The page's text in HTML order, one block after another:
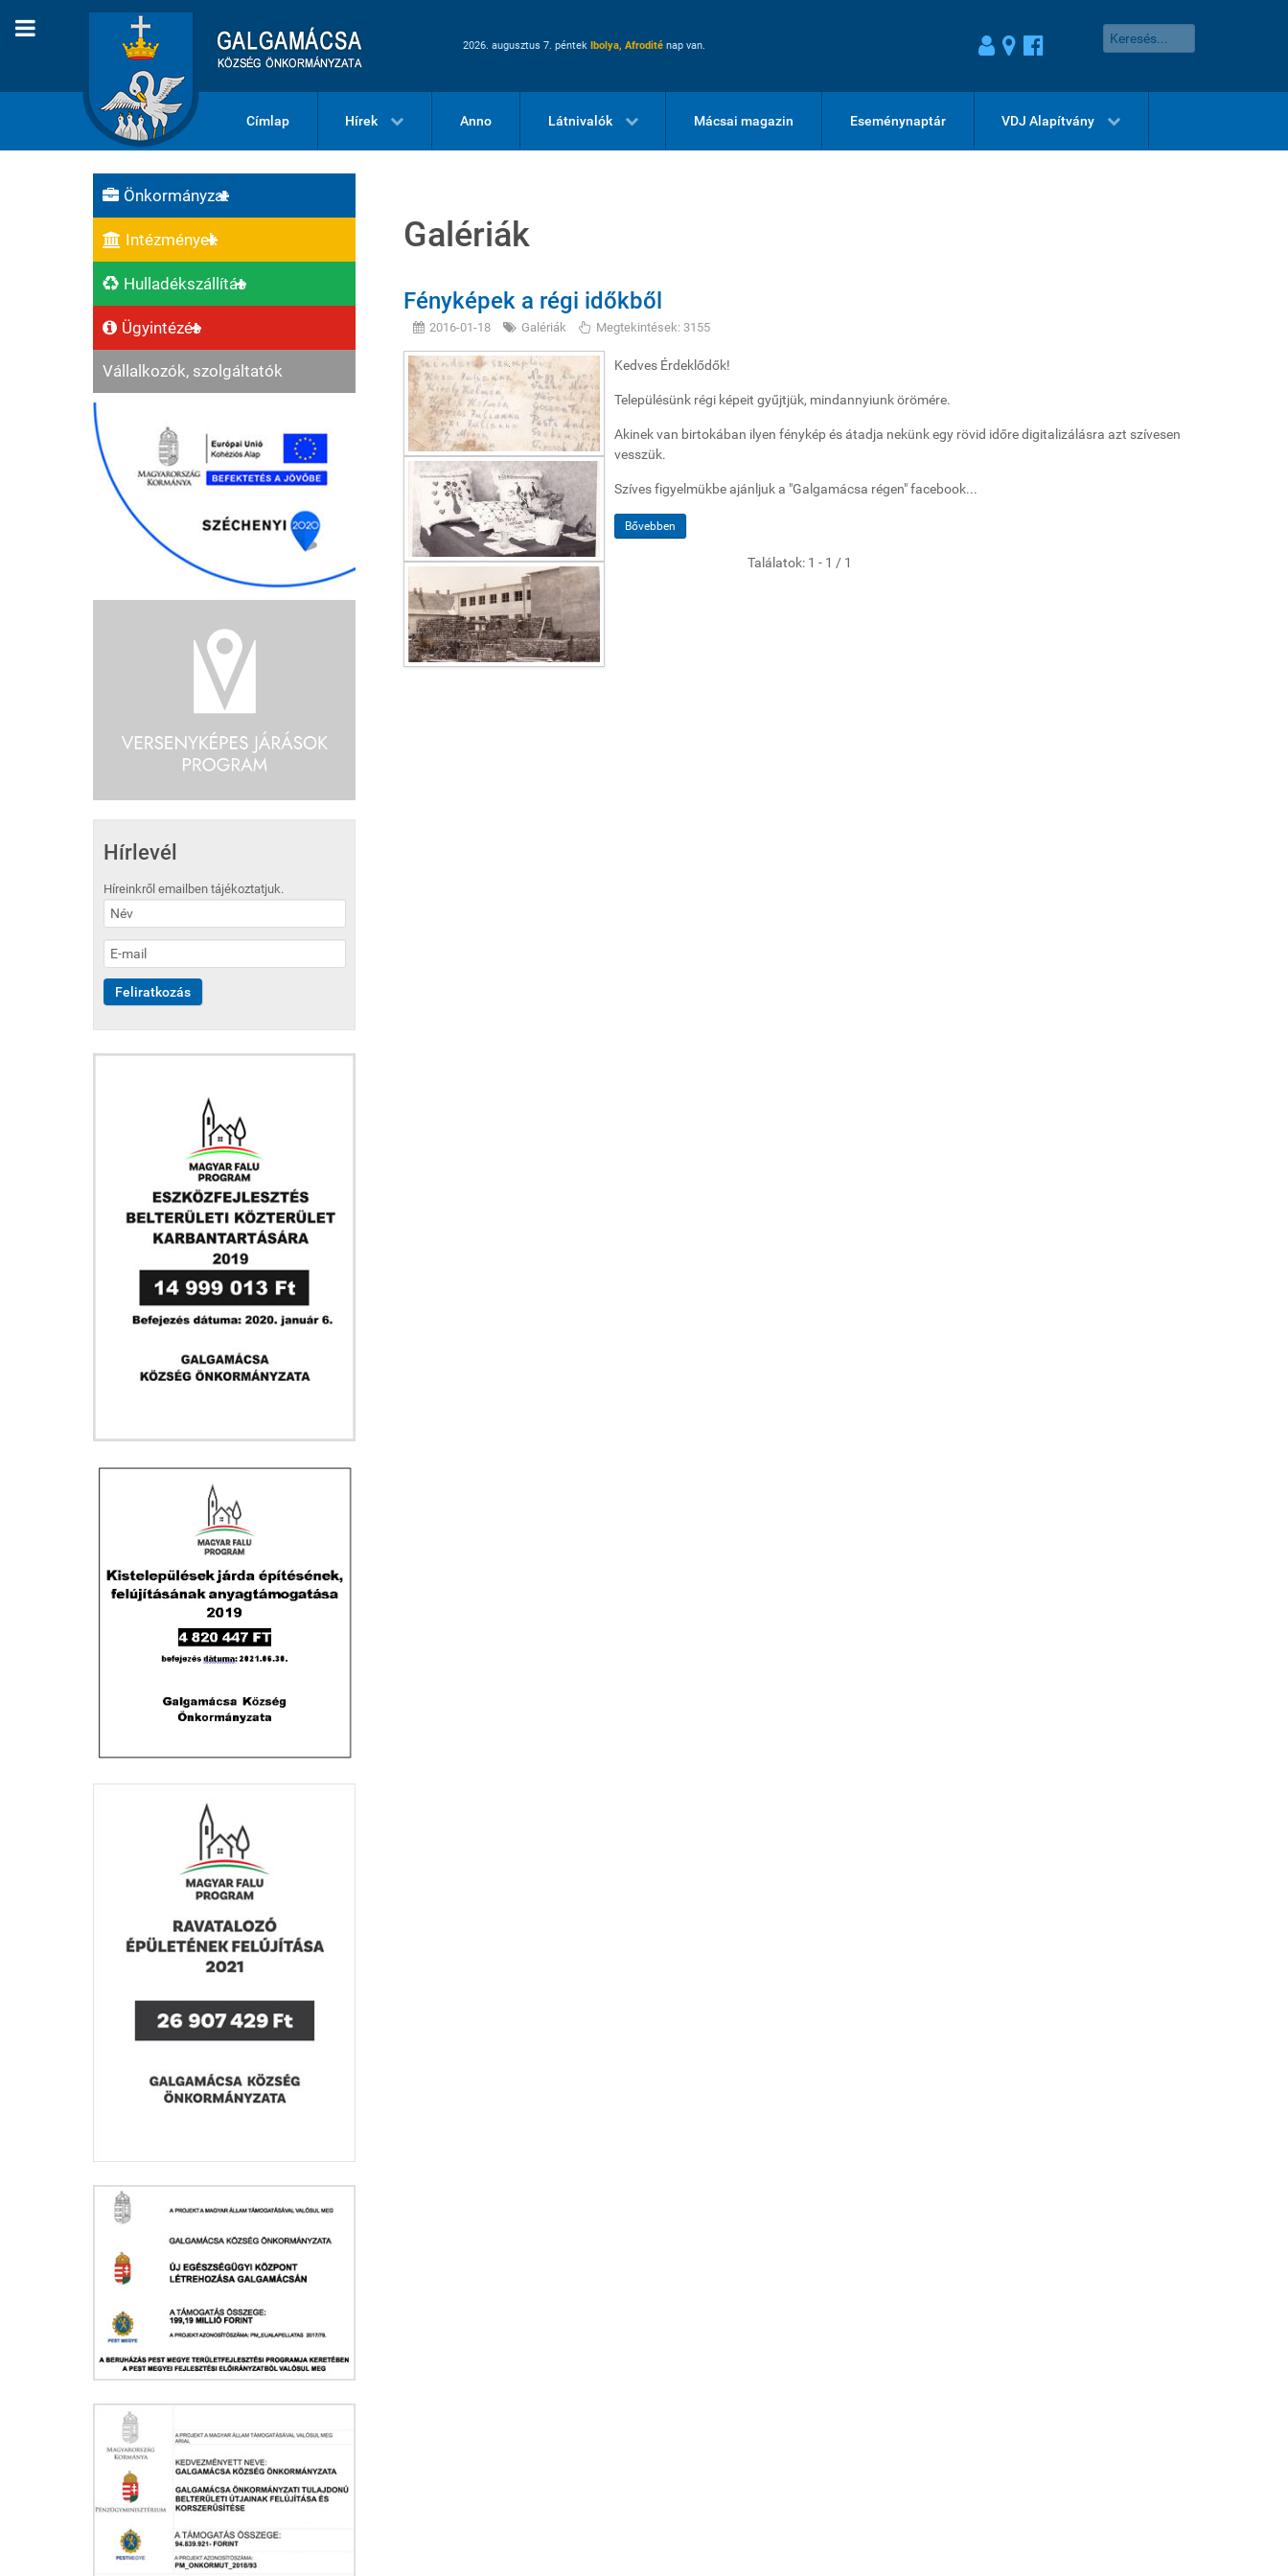
2026. augusztus 7. péntek Ibolya, Afrodité nap van.
Címlap Hírek Anno Látnivalók Mácsai magazin Eseménynaptár VDJ Alapítvány
Önkormányzat
Intézmények
Hulladékszállítás
Ügyintézés
Vállalkozók, szolgáltatók
Hírlevél
Híreinkről emailben tájékoztatjuk.
Galériák
Fényképek a régi időkből
2016-01-18 Galériák Megtekintések: 3155
Kedves Érdeklődők!
Településünk régi képeit gyűjtjük, mindannyiunk örömére.
Akinek van birtokában ilyen fénykép és átadja nekünk egy rövid időre digitalizálásra azt szívesen
vesszük.
Szíves figyelmükbe ajánljuk a "Galgamácsa régen" facebook...
Bővebben
Találatok: 1 - 1 / 1